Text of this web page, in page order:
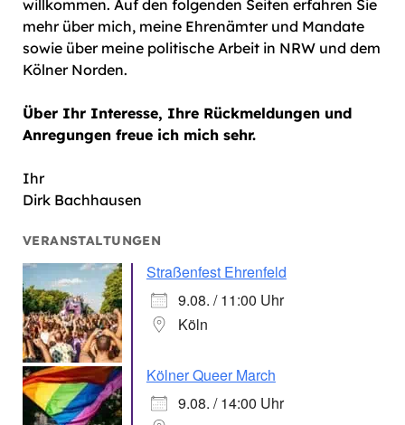
willkommen. Auf den folgenden Seiten erfahren Sie
mehr über mich, meine Ehrenämter und Mandate
sowie über meine politische Arbeit in NRW und dem
Kölner Norden.
Über Ihr Interesse, Ihre Rückmeldungen und
Anregungen freue ich mich sehr.
Ihr
Dirk Bachhausen
VERANSTALTUNGEN
Straßenfest Ehrenfeld
9.08. / 11:00 Uhr
Köln
Kölner Queer March
9.08. / 14:00 Uhr